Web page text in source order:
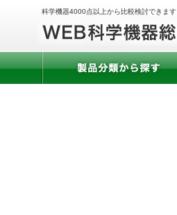
科学機器4000点以上から比較検討できます